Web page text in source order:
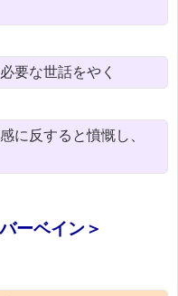
要な世話をやく
に反すると憤慨し、
ーベイン＞